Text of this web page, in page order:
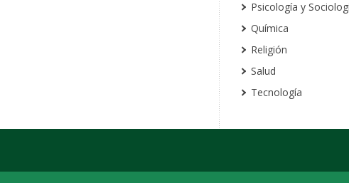
Psicología y
Química
Religión
Salud
Tecnología